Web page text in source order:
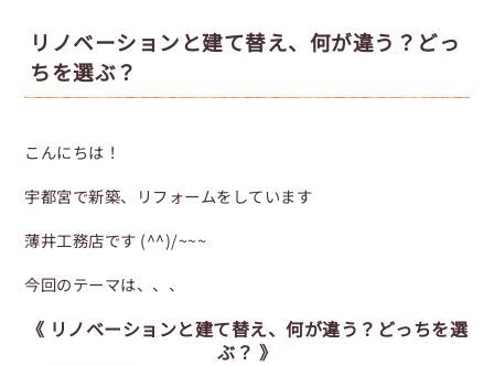
リノベーションと建て替え、何が違う？どっ
ちを選ぶ？
こんにちは！
宇都宮で新築、リフォームをしています
薄井工務店です (^^)/~~~
今回のテーマは、、、
《 リノベーションと建て替え、何が違う？どっちを選
ぶ？ 》